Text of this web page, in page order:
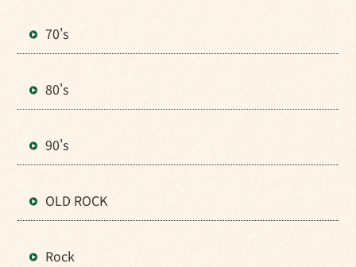
70's
80's
90's
OLD ROCK
Rock